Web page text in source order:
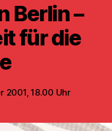
Berlin –
für die
2001, 18.00 Uhr